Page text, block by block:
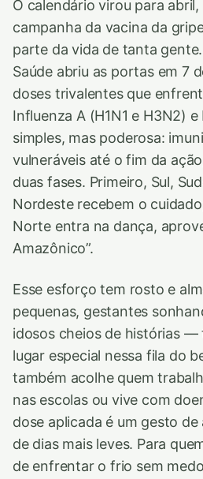
O calendário virou para
campanha da vacina da
parte da vida de tanta
Saúde abriu as portas em 7
doses trivalentes que
Influenza A (H1N1 e H3N2)
simples, mas poderosa:
vulneráveis até o fim da
duas fases. Primeiro, Sul,
Nordeste recebem o
Norte entra na dança,
Amazônico”.
Esse esforço tem rosto e
pequenas, gestantes
idosos cheios de histórias —
lugar especial nessa fila do
também acolhe quem
nas escolas ou vive com
dose aplicada é um gesto
de dias mais leves. Para
de enfrentar o frio sem